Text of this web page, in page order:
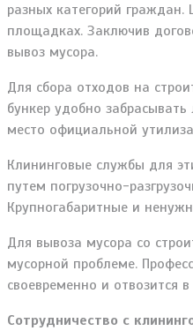
разных категорий
площадках. Заключив
вывоз мусора.
Для сбора отходов на
бункер удобно
место официальной
Клининговые службы для
путем погрузочно-
Крупногабаритные и
Для вывоза мусора со
мусорной проблеме.
своевременно и отвозится
Сотрудничество с